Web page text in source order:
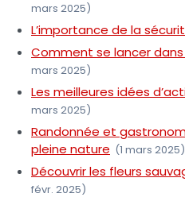
mars 2025)
L’importance de la
Comment se lancer
mars 2025)
Les meilleures idées
mars 2025)
Randonnée et
pleine nature (1 mars 2025)
Découvrir les fleurs
févr. 2025)